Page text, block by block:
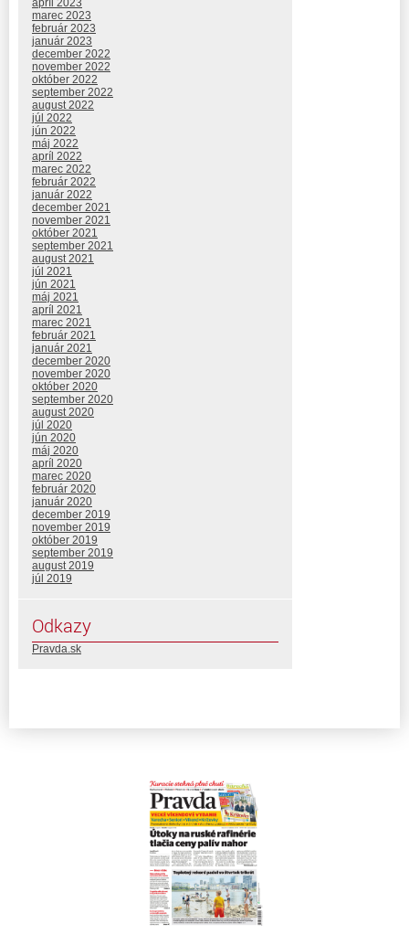
apríl 2023
marec 2023
február 2023
január 2023
december 2022
november 2022
október 2022
september 2022
august 2022
júl 2022
jún 2022
máj 2022
apríl 2022
marec 2022
február 2022
január 2022
december 2021
november 2021
október 2021
september 2021
august 2021
júl 2021
jún 2021
máj 2021
apríl 2021
marec 2021
február 2021
január 2021
december 2020
november 2020
október 2020
september 2020
august 2020
júl 2020
jún 2020
máj 2020
apríl 2020
marec 2020
február 2020
január 2020
december 2019
november 2019
október 2019
september 2019
august 2019
júl 2019
Odkazy
Pravda.sk